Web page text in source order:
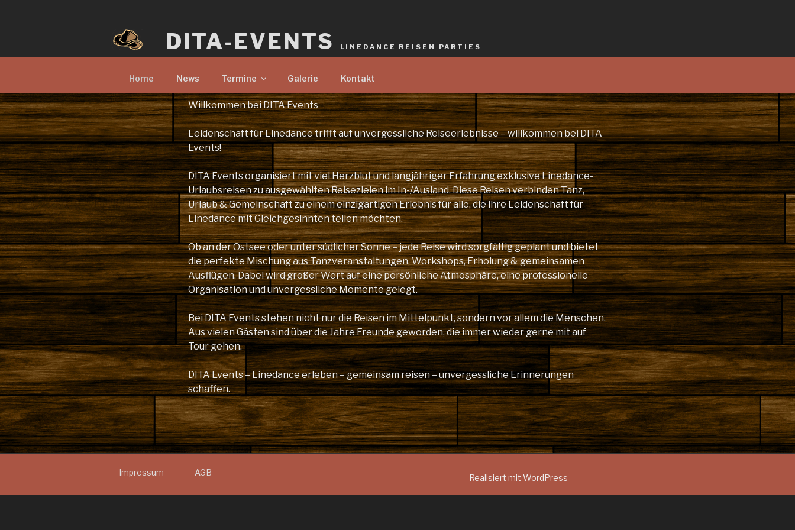
DITA-EVENTS LINEDANCE REISEN PARTIES
Home News Termine Galerie Kontakt
Willkommen bei DITA Events
Leidenschaft für Linedance trifft auf unvergessliche Reiseerlebnisse – willkommen bei DITA
Events!
DITA Events organisiert mit viel Herzblut und langjähriger Erfahrung exklusive Linedance-
Urlaubsreisen zu ausgewählten Reisezielen im In-/Ausland. Diese Reisen verbinden Tanz,
Urlaub & Gemeinschaft zu einem einzigartigen Erlebnis für alle, die ihre Leidenschaft für
Linedance mit Gleichgesinnten teilen möchten.
Ob an der Ostsee oder unter südlicher Sonne – jede Reise wird sorgfältig geplant und bietet
die perfekte Mischung aus Tanzveranstaltungen, Workshops, Erholung & gemeinsamen
Ausflügen. Dabei wird großer Wert auf eine persönliche Atmosphäre, eine professionelle
Organisation und unvergessliche Momente gelegt.
Bei DITA Events stehen nicht nur die Reisen im Mittelpunkt, sondern vor allem die Menschen.
Aus vielen Gästen sind über die Jahre Freunde geworden, die immer wieder gerne mit auf
Tour gehen.
DITA Events – Linedance erleben – gemeinsam reisen – unvergessliche Erinnerungen
schaffen.
Impressum AGB
Realisiert mit WordPress